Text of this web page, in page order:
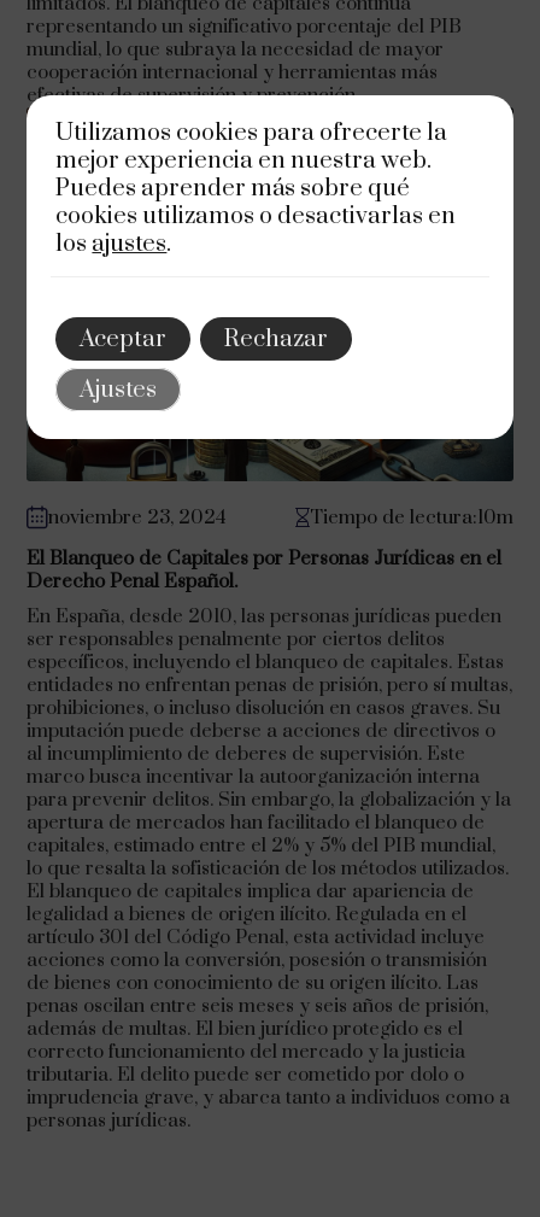
representando un significativo porcentaje del PIB
mundial, lo que subraya la necesidad de mayor
cooperación internacional y herramientas más
efectivas de supervisión y prevención.
noviembre 23, 2024
Tiempo de lectura:10m
El Blanqueo de Capitales por Personas Jurídicas en el
Derecho Penal Español.
En España, desde 2010, las personas jurídicas pueden
ser responsables penalmente por ciertos delitos
específicos, incluyendo el blanqueo de capitales. Estas
entidades no enfrentan penas de prisión, pero sí multas,
prohibiciones, o incluso disolución en casos graves. Su
imputación puede deberse a acciones de directivos o
al incumplimiento de deberes de supervisión. Este
marco busca incentivar la autoorganización interna
para prevenir delitos. Sin embargo, la globalización y la
apertura de mercados han facilitado el blanqueo de
capitales, estimado entre el 2% y 5% del PIB mundial,
lo que resalta la sofisticación de los métodos utilizados.
El blanqueo de capitales implica dar apariencia de
legalidad a bienes de origen ilícito. Regulada en el
artículo 301 del Código Penal, esta actividad incluye
acciones como la conversión, posesión o transmisión
de bienes con conocimiento de su origen ilícito. Las
penas oscilan entre seis meses y seis años de prisión,
además de multas. El bien jurídico protegido es el
correcto funcionamiento del mercado y la justicia
tributaria. El delito puede ser cometido por dolo o
imprudencia grave, y abarca tanto a individuos como a
personas jurídicas.
Utilizamos cookies para ofrecerte la
mejor experiencia en nuestra web.
Puedes aprender más sobre qué
cookies utilizamos o desactivarlas en
losajustes.
Aceptar
Rechazar
Ajustes